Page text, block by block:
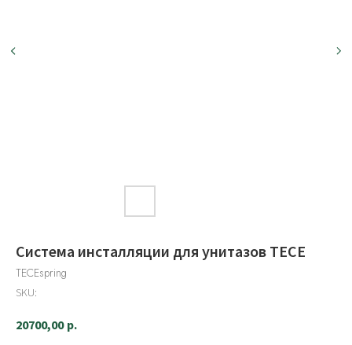
Система инсталляции для унитазов TECE
TECEspring
SKU:
20700,00 р.